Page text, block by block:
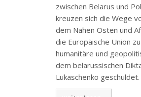
zwischen Belarus und
kreuzen sich die Wege
dem Nahen Osten und
die Europäische Union
humanitäre und
dem belarussischen
Lukaschenko geschuldet.